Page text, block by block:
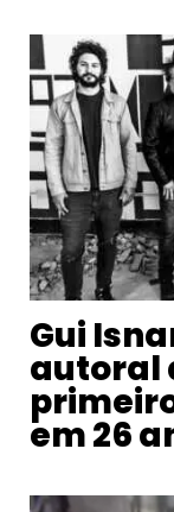
Gui
autoral
em 26